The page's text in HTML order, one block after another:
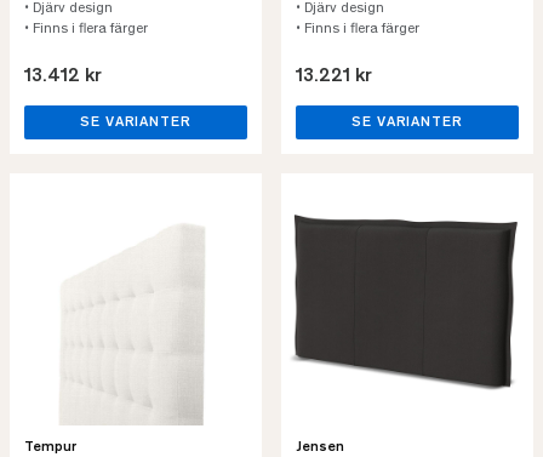
• Djärv design
• Finns i flera färger
13.412 kr
SE VARIANTER
• Djärv design
• Finns i flera färger
13.221 kr
SE VARIANTER
Tempur Jensen